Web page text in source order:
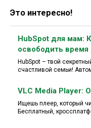
Это интересно!
HubSpot для мам:
освободить
HubSpot – твой
счастливой семьи!
VLC Media Player:
Ищешь плеер, который
Бесплатный,